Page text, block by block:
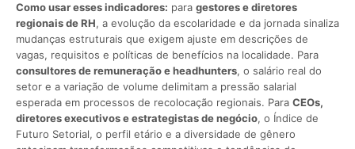
Como usar esses indicadores: para gestores e diretores
regionais de RH, a evolução da escolaridade e da jornada sinaliza
mudanças estruturais que exigem ajuste em descrições de
vagas, requisitos e políticas de benefícios na localidade. Para
consultores de remuneração e headhunters, o salário real do
setor e a variação de volume delimitam a pressão salarial
esperada em processos de recolocação regionais. Para CEOs,
diretores executivos e estrategistas de negócio, o Índice de
Futuro Setorial, o perfil etário e a diversidade de gênero